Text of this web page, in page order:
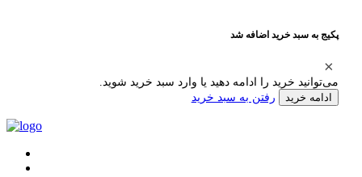
پکیج به سبد خرید اضافه شد
می‌توانید خرید را ادامه دهید یا وارد سبد خرید شوید.
ادامه خرید رفتن به سبد خرید